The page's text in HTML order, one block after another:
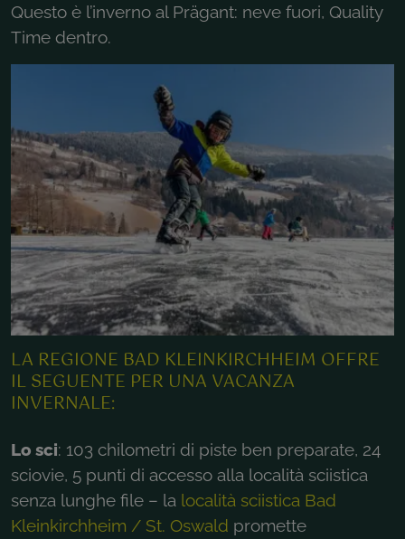
Questo è l’inverno al Prägant: neve fuori, Quality
Time dentro.
LA REGIONE BAD KLEINKIRCHHEIM OFFRE
IL SEGUENTE PER UNA VACANZA
INVERNALE:
Lo sci: 103 chilometri di piste ben preparate, 24
sciovie, 5 punti di accesso alla località sciistica
senza lunghe file – la località sciistica Bad
Kleinkirchheim / St. Oswald promette